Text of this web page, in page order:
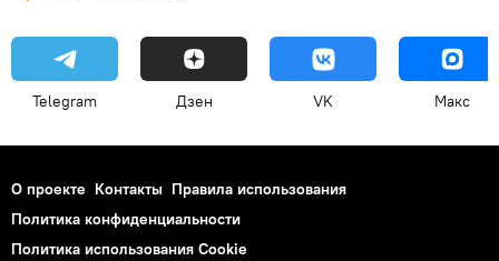
Telegram Дзен VK Макс
О проекте Контакты Правила использования
Политика конфиденциальности
Политика использования Cookie